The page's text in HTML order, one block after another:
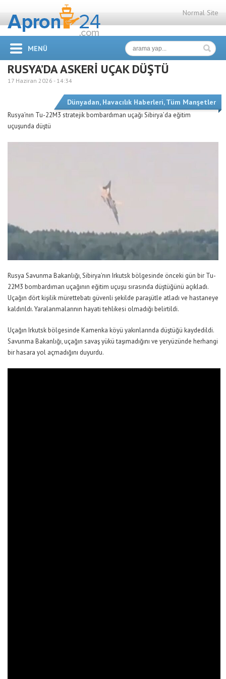
Normal Site
MENÜ
RUSYA’DA ASKERİ UÇAK DÜŞTÜ
17 Haziran 2026 - 14:34
Dünyadan, Havacılık Haberleri,Tüm Manşetler
Rusya’nın Tu-22M3 stratejik bombardıman uçağı Sibirya’da eğitim
uçuşunda düştü
Rusya Savunma Bakanlığı, Sibirya’nın Irkutsk bölgesinde önceki gün bir Tu-
22M3 bombardıman uçağının eğitim uçuşu sırasında düştüğünü açıkladı.
Uçağın dört kişilik mürettebatı güvenli şekilde paraşütle atladı ve hastaneye
kaldırıldı. Yaralanmalarının hayati tehlikesi olmadığı belirtildi.
Uçağın Irkutsk bölgesinde Kamenka köyü yakınlarında düştüğü kaydedildi.
Savunma Bakanlığı, uçağın savaş yükü taşımadığını ve yeryüzünde herhangi
bir hasara yol açmadığını duyurdu.